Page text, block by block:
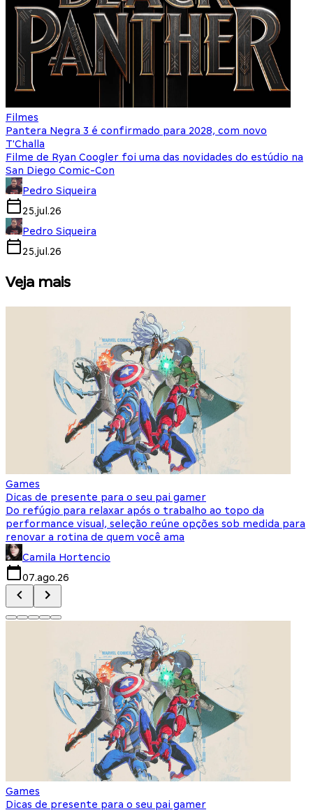
Filmes
Pantera Negra 3 é confirmado para 2028, com novo
T'Challa
Filme de Ryan Coogler foi uma das novidades do estúdio na
San Diego Comic-Con
Pedro Siqueira
25.jul.26
Pedro Siqueira
25.jul.26
Veja mais
Games
Dicas de presente para o seu pai gamer
Do refúgio para relaxar após o trabalho ao topo da
performance visual, seleção reúne opções sob medida para
renovar a rotina de quem você ama
Camila Hortencio
07.ago.26
Games
Dicas de presente para o seu pai gamer